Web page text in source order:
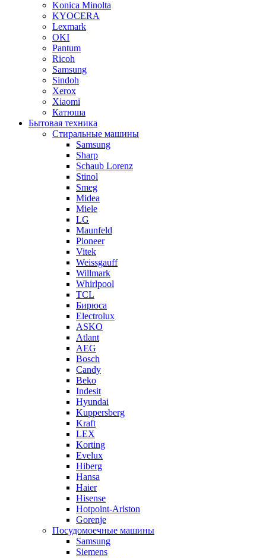
Konica Minolta
KYOCERA
Lexmark
OKI
Pantum
Ricoh
Samsung
Sindoh
Xerox
Xiaomi
Катюша
Бытовая техника
Стиральные машины
Samsung
Sharp
Schaub Lorenz
Stinol
Smeg
Midea
Miele
LG
Maunfeld
Pioneer
Vitek
Weissgauff
Willmark
Whirlpool
TCL
Бирюса
Electrolux
ASKO
Atlant
AEG
Bosch
Candy
Beko
Indesit
Hyundai
Kuppersberg
Kraft
LEX
Korting
Evelux
Hiberg
Hansa
Haier
Hisense
Hotpoint-Ariston
Gorenje
Посудомоечные машины
Samsung
Siemens